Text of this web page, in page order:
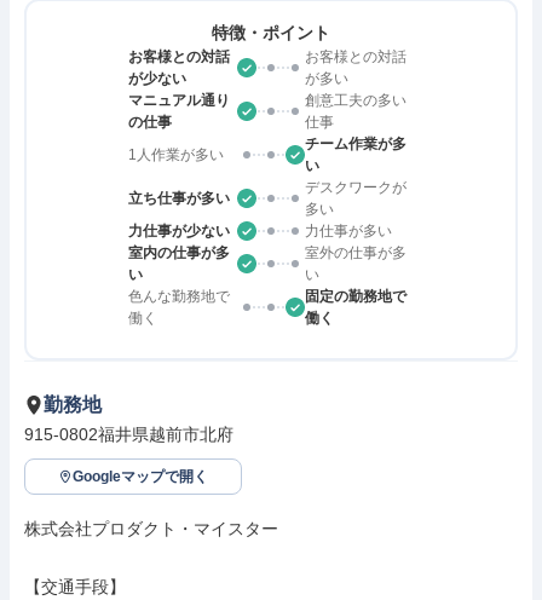
特徴・ポイント
お客様との対話
が少ない
お客様との対話
が多い
マニュアル通り
の仕事
創意工夫の多い
仕事
1人作業が多い
チーム作業が多
い
立ち仕事が多い
デスクワークが
多い
力仕事が少ない
力仕事が多い
室内の仕事が多
い
室外の仕事が多
い
色んな勤務地で
働く
固定の勤務地で
働く
勤務地
915-0802福井県越前市北府
Googleマップで開く
株式会社プロダクト・マイスター
【交通手段】